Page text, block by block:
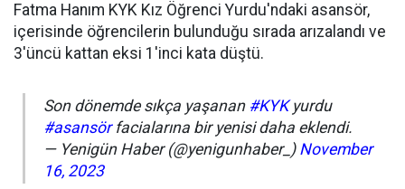
Fatma Hanım KYK Kız Öğrenci Yurdu'ndaki asansör,
içerisinde öğrencilerin bulunduğu sırada arızalandı ve
3'üncü kattan eksi 1'inci kata düştü.
Son dönemde sıkça yaşanan #KYKyurdu
#asansörfacialarına bir yenisi daha eklendi.
— Yenigün Haber (@yenigunhaber_) November
16, 2023